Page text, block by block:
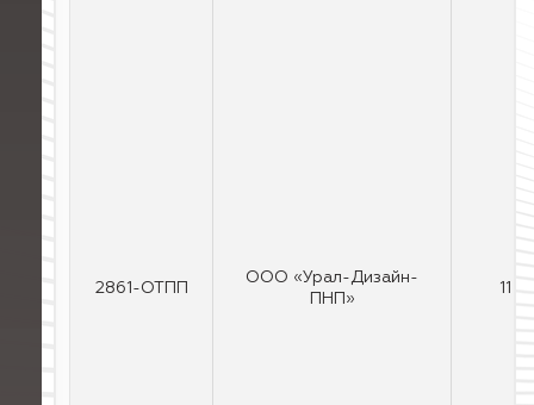
2861-ОТПП
ООО «Урал-Дизайн-
ПНП»
11